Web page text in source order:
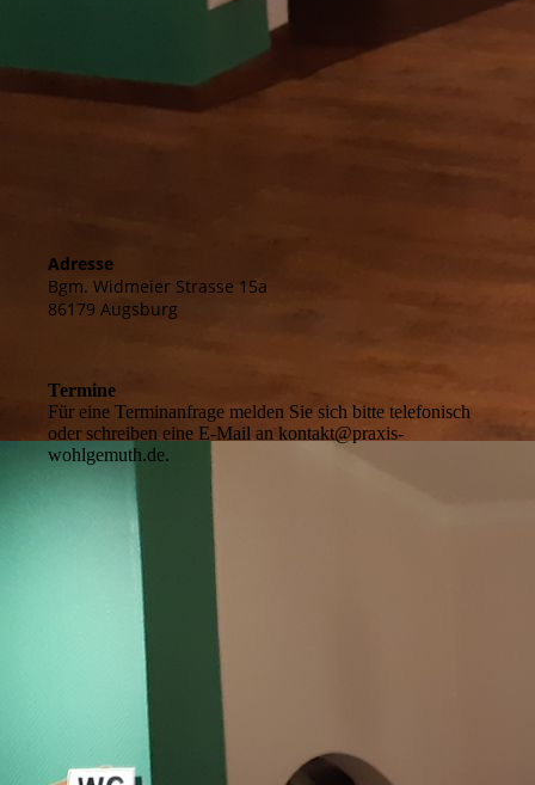
Adresse
Bgm. Widmeier Strasse 15a
86179 Augsburg
Termine
Für eine Terminanfrage melden Sie sich bitte telefonisch
oder schreiben eine E-Mail an kontakt@praxis-
wohlgemuth.de.